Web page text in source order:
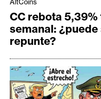
CC rebota
semanal:
repunte?